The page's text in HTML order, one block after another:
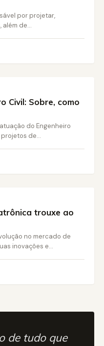
por projetar,
de...
Civil: Sobre, como
do Engenheiro
de...
trouxe ao
no mercado de
inovações e...
de tudo que